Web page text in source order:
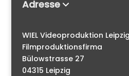
Adresse
WIEL Videoproduktion Leipzig
Filmproduktionsfirma
Bülowstrasse 27
04315 Leipzig